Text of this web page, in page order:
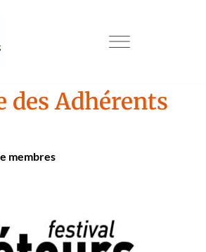
des Adhérents
mem­bres